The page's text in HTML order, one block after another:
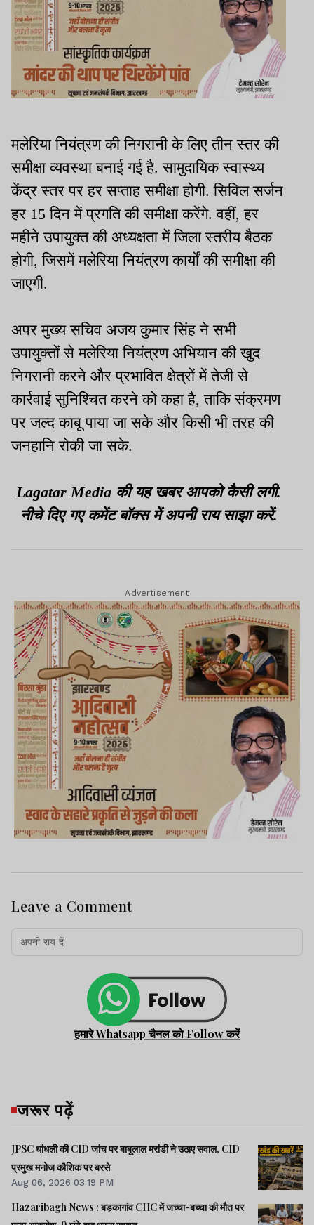
मलेरिया नियंत्रण की निगरानी के लिए तीन स्तर की
समीक्षा व्यवस्था बनाई गई है. सामुदायिक स्वास्थ्य
केंद्र स्तर पर हर सप्ताह समीक्षा होगी. सिविल सर्जन
हर 15 दिन में प्रगति की समीक्षा करेंगे. वहीं, हर
महीने उपायुक्त की अध्यक्षता में जिला स्तरीय बैठक
होगी, जिसमें मलेरिया नियंत्रण कार्यों की समीक्षा की
जाएगी.
अपर मुख्य सचिव अजय कुमार सिंह ने सभी
उपायुक्तों से मलेरिया नियंत्रण अभियान की खुद
निगरानी करने और प्रभावित क्षेत्रों में तेजी से
कार्रवाई सुनिश्चित करने को कहा है, ताकि संक्रमण
पर जल्द काबू पाया जा सके और किसी भी तरह की
जनहानि रोकी जा सके.
Lagatar Media की यह खबर आपको कैसी लगी.
नीचे दिए गए कमेंट बॉक्स में अपनी राय साझा करें.
Advertisement
Leave a Comment
हमारे Whatsapp चैनल को Follow करें
जरूर पढ़ें
JPSC धांधली की CID जांच पर बाबूलाल मरांडी ने उठाए सवाल, CID
प्रमुख मनोज कौशिक पर बरसे
Aug 06, 2026 03:19 PM
Hazaribagh News : बड़कागांव CHC में जच्चा-बच्चा की मौत पर